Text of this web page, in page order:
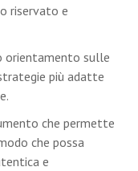
riservato e
orientamento sulle
più adatte
che permette
che possa
e